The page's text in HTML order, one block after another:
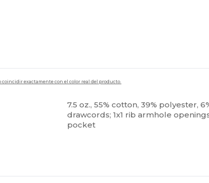
exactamente con el color real del producto.
7.5 oz., 55% cotton, 39% polyester,
drawcords; 1x1 rib armhole
pocket